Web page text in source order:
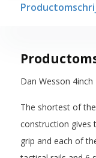
Dan Wesson
The shortest of
construction gives
grip and each of